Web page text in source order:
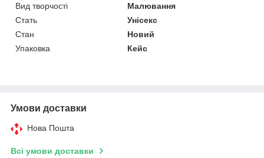
Вид творчості
Малювання
Стать
Унісекс
Стан
Новий
Упаковка
Кейс
Умови доставки
Нова Пошта
Всі умови доставки